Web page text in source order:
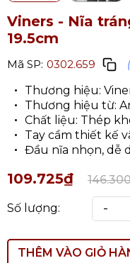
Viners - Nĩa
19.5cm
Mã SP: 0302.659
Thương hiệu:
Thương hiệu từ:
Chất liệu: Thép
Tay cầm thiết kế
Đầu nĩa nhọn, dễ
109.725₫
Số lượng: -
THÊM VÀO GIỎ